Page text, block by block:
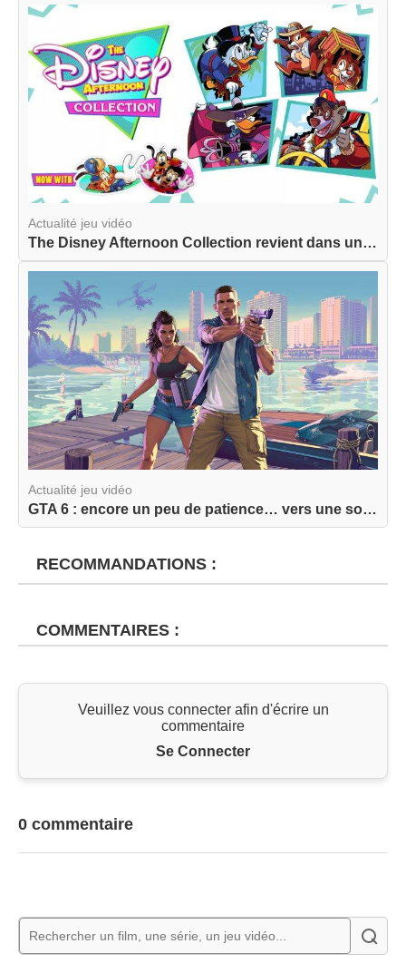
Actualité jeu vidéo
The Disney Afternoon Collection revient dans une...
Actualité jeu vidéo
GTA 6 : encore un peu de patience… vers une sort...
RECOMMANDATIONS :
COMMENTAIRES :
Veuillez vous connecter afin d'écrire un
commentaire
Se Connecter
0 commentaire